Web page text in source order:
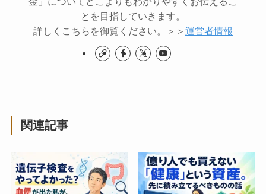
とを目指していきます。
詳しくこちらを御覧ください。＞＞ 運営者情報
関連記事